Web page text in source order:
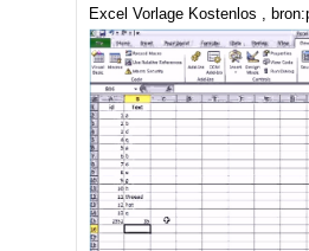
Excel Vorlage Kostenlos ,